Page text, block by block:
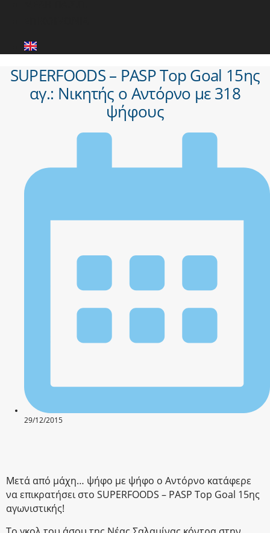
SUPERFOODS – PASP Top Goal 15ης
αγ.: Νικητής ο Αντόρνο με 318
ψήφους
29/12/2015
Μετά από μάχη… ψήφο με ψήφο ο Αντόρνο κατάφερε
να επικρατήσει στο SUPERFOODS – PASP Top Goal 15ης
αγωνιστικής!